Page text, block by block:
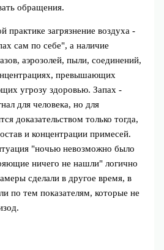
обращения.
практике загрязнение воздуха -
сам по себе", а наличие
аэрозолей, пыли, соединений,
превышающих
угрозу здоровью. Запах -
для человека, но для
доказательством только тогда,
и концентрации примесей.
"ночью невозможно было
ничего не нашли" логично
сделали в другое время, в
по тем показателям, которые не